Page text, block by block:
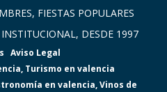
FIESTAS POPULARES
DESDE 1997
Aviso Legal
, Turismo en valencia
en valencia,Vinos de